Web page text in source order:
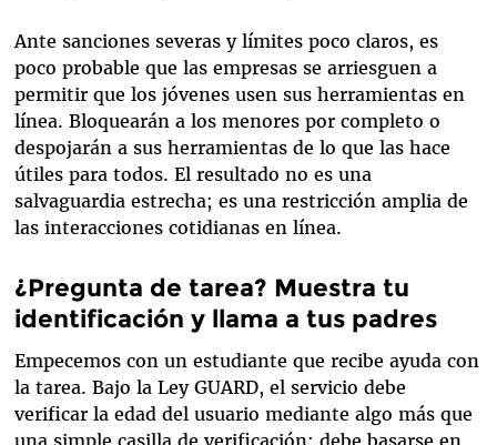
Ante sanciones severas y límites poco claros, es
poco probable que las empresas se arriesguen a
permitir que los jóvenes usen sus herramientas en
línea. Bloquearán a los menores por completo o
despojarán a sus herramientas de lo que las hace
útiles para todos. El resultado no es una
salvaguardia estrecha; es una restricción amplia de
las interacciones cotidianas en línea.
¿Pregunta de tarea? Muestra tu
identificación y llama a tus padres
Empecemos con un estudiante que recibe ayuda con
la tarea. Bajo la Ley GUARD, el servicio debe
verificar la edad del usuario mediante algo más que
una simple casilla de verificación: debe basarse en